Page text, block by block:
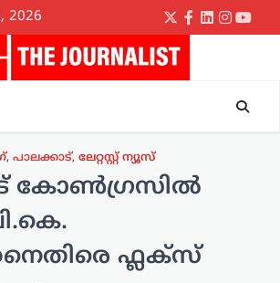
Twitter
Facebook
LinkedIn
, പാലക്കാട്, ലേറ്റസ്റ്റ് ന്യൂസ്
കോൺഗ്രസിൽ
ഫ്ലക്സ്